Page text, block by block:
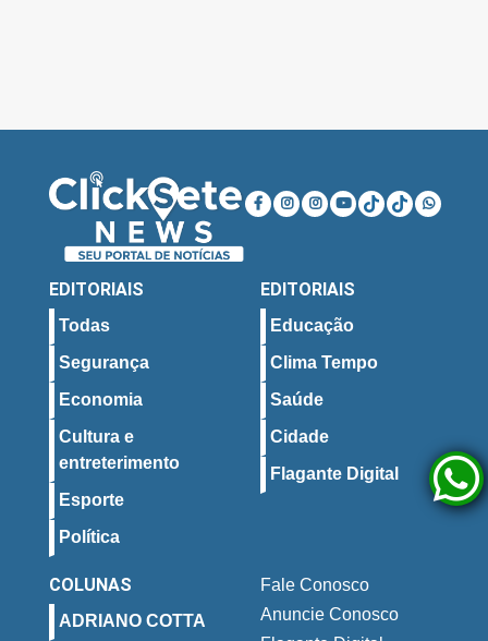
EDITORIAIS
Todas
Segurança
Economia
Cultura e
entreterimento
Esporte
Política
EDITORIAIS
Educação
Clima Tempo
Saúde
Cidade
Flagante Digital
COLUNAS
ADRIANO COTTA
Fale Conosco
Anuncie Conosco